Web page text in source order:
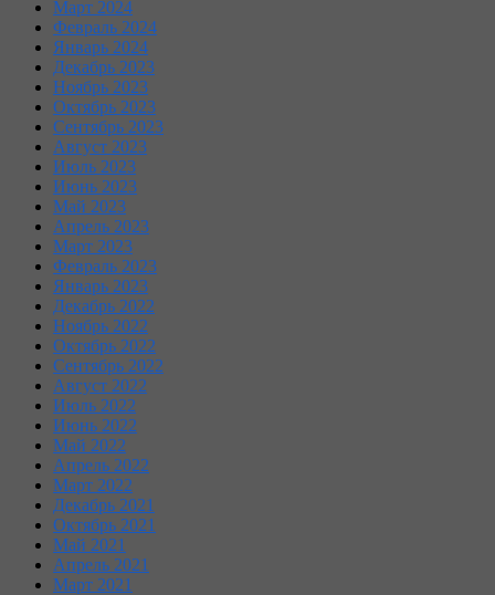
Март 2024
Февраль 2024
Январь 2024
Декабрь 2023
Ноябрь 2023
Октябрь 2023
Сентябрь 2023
Август 2023
Июль 2023
Июнь 2023
Май 2023
Апрель 2023
Март 2023
Февраль 2023
Январь 2023
Декабрь 2022
Ноябрь 2022
Октябрь 2022
Сентябрь 2022
Август 2022
Июль 2022
Июнь 2022
Май 2022
Апрель 2022
Март 2022
Декабрь 2021
Октябрь 2021
Май 2021
Апрель 2021
Март 2021